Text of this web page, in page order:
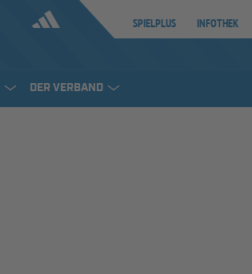
SPIELPLUS INFOTHEK
DER VERBAND